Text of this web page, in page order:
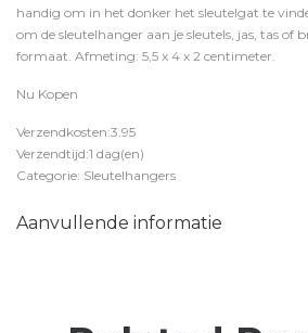
handig om in het donker het sleutelgat te
om de sleutelhanger aan je sleutels, jas, tas of
formaat. Afmeting: 5,5 x 4 x 2 centimeter.
Nu Kopen
Verzendkosten:3.95
Verzendtijd:1 dag(en)
Categorie: Sleutelhangers
Aanvullende informatie